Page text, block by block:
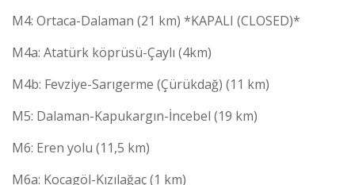
M4: Ortaca-Dalaman (21 km) *KAPALI (CLOSED)*
M4a: Atatürk köprüsü-Çaylı (4km)
M4b: Fevziye-Sarıgerme (Çürükdağ) (11 km)
M5: Dalaman-Kapukargın-İncebel (19 km)
M6: Eren yolu (11,5 km)
M6a: Kocagöl-Kızılağaç (1 km)